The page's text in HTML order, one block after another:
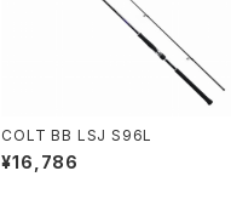
COLT BB LSJ S96L
¥16,786